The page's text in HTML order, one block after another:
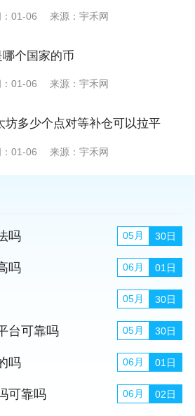
01-06 来源：宇禾网
个国家的币
01-06 来源：宇禾网
坊多少个点对等补仓可以拉平
01-06 来源：宇禾网
吗 05月 30日
吗 06月 01日
05月 30日
台可靠吗 05月 30日
吗 06月 01日
可靠吗 06月 02日